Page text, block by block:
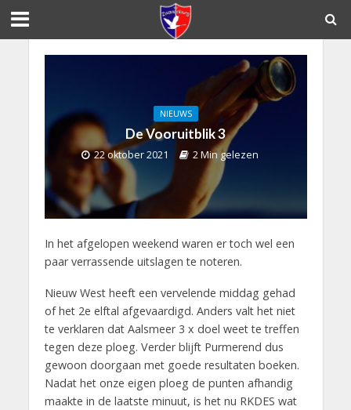
NIEUWS
De Vooruitblik 3
22 oktober 2021 2 Min gelezen
In het afgelopen weekend waren er toch wel een
paar verrassende uitslagen te noteren.
Nieuw West heeft een vervelende middag gehad
of het 2e elftal afgevaardigd. Anders valt het niet
te verklaren dat Aalsmeer 3 x doel weet te treffen
tegen deze ploeg. Verder blijft Purmerend dus
gewoon doorgaan met goede resultaten boeken.
Nadat het onze eigen ploeg de punten afhandig
maakte in de laatste minuut, is het nu RKDES wat